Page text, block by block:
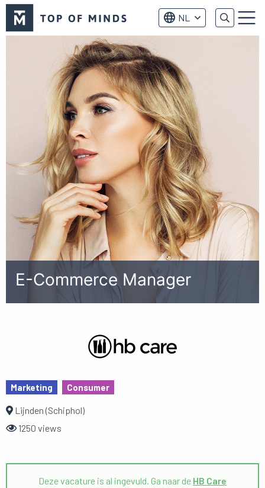
of
Minds
logo
NL Menu
E-Commerce Manager
Marketing Consumer
Lijnden (Schiphol)
1250 views
Deze vacature is al ingevuld. Ga naar de HB Care